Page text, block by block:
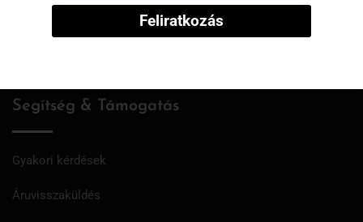
Segítség & Támogatás
Gyakori kérdések
Áruvisszaküldés
Feliratkozás